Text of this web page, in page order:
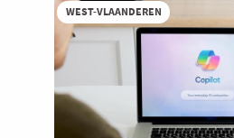
hr-
professionals
WEST-VLAANDEREN